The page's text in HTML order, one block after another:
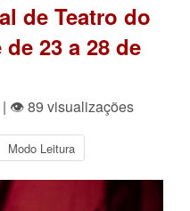
de Teatro do
23 a 28 de
| 👁 89 visualizações
Modo Leitura